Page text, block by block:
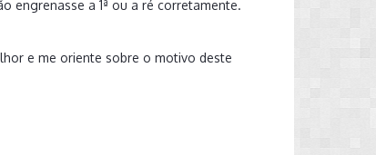
engrenasse a 1ª ou a ré corretamente.
e me oriente sobre o motivo deste